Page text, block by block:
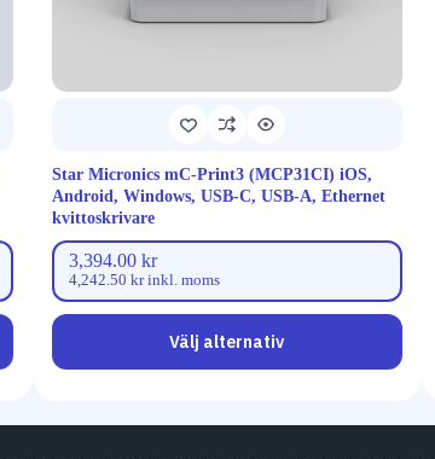
Star Micronics mC-Print3 (MCP31CI) iOS,
Android, Windows, USB-C, USB-A, Ethernet
kvittoskrivare
3,394.00 kr
4,242.50 krinkl. moms
Välj alternativ